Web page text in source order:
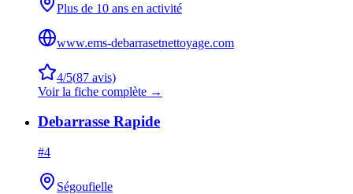
Plus de 10 ans en activité
www.ems-debarrasetnettoyage.com
4/5(87 avis)
Voir la fiche complète →
Debarrasse Rapide
#4
Ségoufielle